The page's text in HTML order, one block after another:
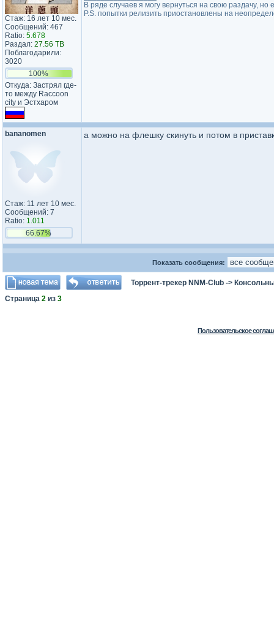
Стаж: 16 лет 10 мес.
Сообщений: 467
Ratio: 5.678
Раздал: 27.56 TB
Поблагодарили:
3020
100%
Откуда: Застрял где-
то между Raccoon
city и Эстхаром
В ряде случаев я могу вернуться на свою раздачу,
P.S. попытки релизить приостановлены на
bananomen
Стаж: 11 лет 10 мес.
Сообщений: 7
Ratio: 1.011
66.67%
а можно на флешку скинуть и потом в
Показать сообщения:
Торрент-трекер NNM-Club ->
Страница 2 из 3
Пользовательское